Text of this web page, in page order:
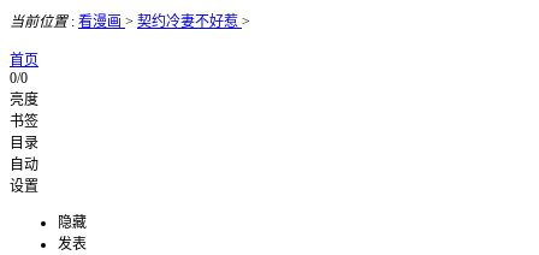
当前位置: 看漫画 > 契约冷妻不好惹 >
首页
0/0
亮度
书签
目录
自动
设置
隐藏
发表